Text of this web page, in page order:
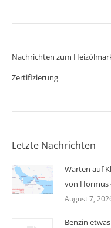
Nachrichten zum
Zertifizierung
Letzte Nachrichten
Warten auf
von Hormus
August 7,
Benzin